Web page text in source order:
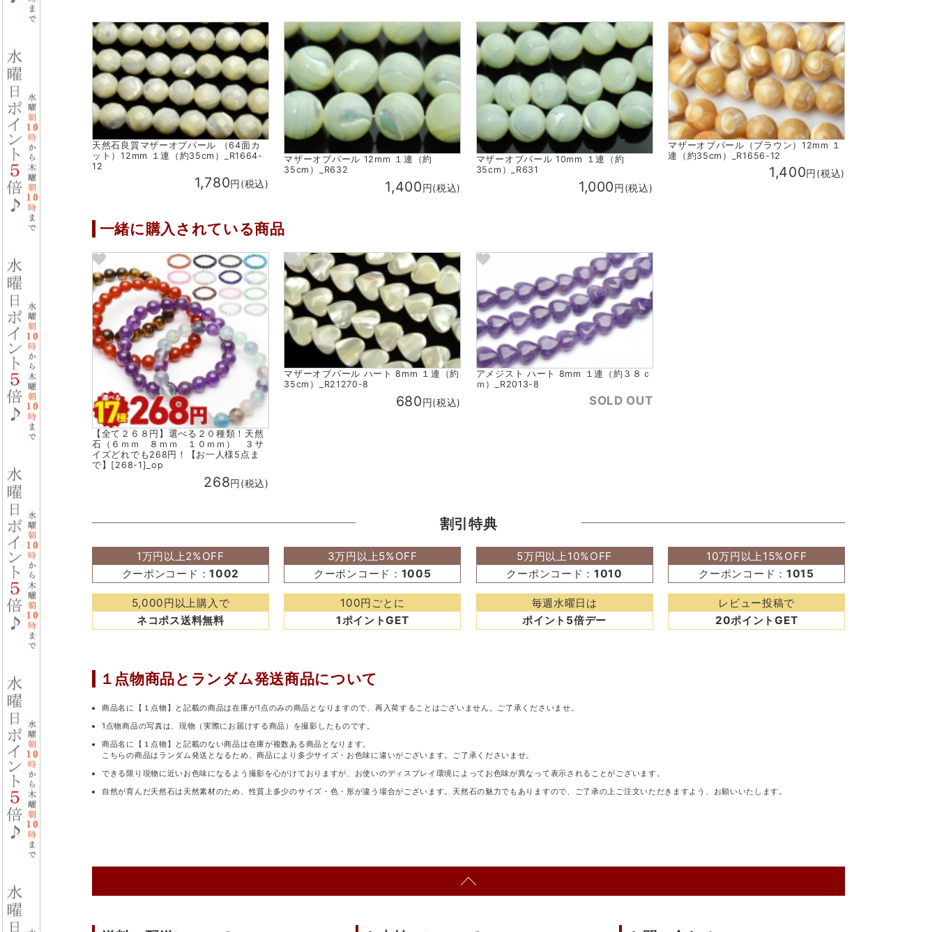
天然石良質マザーオブパール （64面カ
ット）12mm １連（約35cm）_R1664-
12
1,780円(税込)
マザーオブパール 12mm １連（約
35cm）_R632
1,400円(税込)
マザーオブパール 10mm １連（約
35cm）_R631
1,000円(税込)
マザーオブパール（ブラウン）12mm １
連（約35cm）_R1656-12
1,400円(税込)
一緒に購入されている商品
【全て２６８円】選べる２０種類！天然
石（６ｍｍ ８ｍｍ １０ｍｍ） ３サ
イズどれでも268円！【お一人様5点ま
で】[268-1]_op
268円(税込)
マザーオブパール ハート 8mm １連（約
35cm）_R21270-8
680円(税込)
アメジスト ハート 8mm １連（約３８ｃ
ｍ）_R2013-8
SOLD OUT
割引特典
1万円以上2%OFF
クーポンコード：1002
3万円以上5%OFF
クーポンコード： 1005
5万円以上10%OFF
クーポンコード：1010
10万円以上15%OFF
クーポンコード： 1015
5,000円以上購入で
ネコポス送料無料
100円ごとに
1ポイントGET
毎週水曜日は
ポイント5倍デー
レビュー投稿で
20ポイントGET
１点物商品と ランダム発送商品について
商品名に【１点物】と記載の商品は在庫が1点のみの商品となりますので、再入荷することはございません。ご了承くださいませ。
1点物商品の写真は、現物（実際にお届けする商品）を撮影したものです。
商品名に【１点物】と記載のない商品は在庫が複数ある商品となります。
こちらの商品はランダム発送となるため、商品により多少サイズ・お色味に違いがございます。ご了承くださいませ。
できる限り現物に近いお色味になるよう撮影を心がけておりますが、お使いのディスプレイ環境によってお色味が異なって表示されることがございます。
自然が育んだ天然石は天然素材のため、性質上多少のサイズ・色・形が違う場合がございます。天然石の魅力でもありますので、ご了承の上ご注文いただきますよう、お願いいたします。